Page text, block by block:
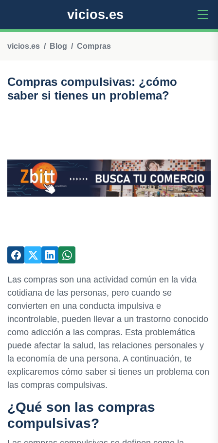
vicios.es
vicios.es Blog Compras
Compras compulsivas: ¿cómo
saber si tienes un problema?
Las compras son una actividad común en la vida
cotidiana de las personas, pero cuando se
convierten en una conducta impulsiva e
incontrolable, pueden llevar a un trastorno conocido
como adicción a las compras. Esta problemática
puede afectar la salud, las relaciones personales y
la economía de una persona. A continuación, te
explicaremos cómo saber si tienes un problema con
las compras compulsivas.
¿Qué son las compras
compulsivas?